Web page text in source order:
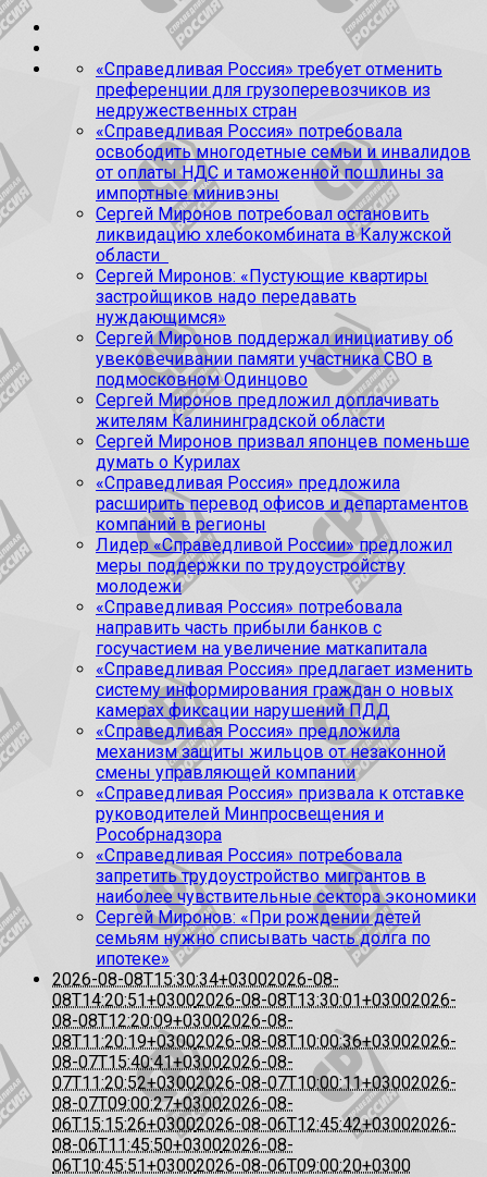
«Справедливая Россия» требует отменить
преференции для грузоперевозчиков из
недружественных стран
«Справедливая Россия» потребовала
освободить многодетные семьи и инвалидов
от оплаты НДС и таможенной пошлины за
импортные минивэны
Сергей Миронов потребовал остановить
ликвидацию хлебокомбината в Калужской
области
Сергей Миронов: «Пустующие квартиры
застройщиков надо передавать
нуждающимся»
Сергей Миронов поддержал инициативу об
увековечивании памяти участника СВО в
подмосковном Одинцово
Сергей Миронов предложил доплачивать
жителям Калининградской области
Сергей Миронов призвал японцев поменьше
думать о Курилах
«Справедливая Россия» предложила
расширить перевод офисов и департаментов
компаний в регионы
Лидер «Справедливой России» предложил
меры поддержки по трудоустройству
молодежи
«Справедливая Россия» потребовала
направить часть прибыли банков с
госучастием на увеличение маткапитала
«Справедливая Россия» предлагает изменить
систему информирования граждан о новых
камерах фиксации нарушений ПДД
«Справедливая Россия» предложила
механизм защиты жильцов от незаконной
смены управляющей компании
«Справедливая Россия» призвала к отставке
руководителей Минпросвещения и
Рособрнадзора
«Справедливая Россия» потребовала
запретить трудоустройство мигрантов в
наиболее чувствительные сектора экономики
Сергей Миронов: «При рождении детей
семьям нужно списывать часть долга по
ипотеке»
2026-08-08T15:30:34+03002026-08-
08T14:20:51+03002026-08-08T13:30:01+03002026-
08-08T12:20:09+03002026-08-
08T11:20:19+03002026-08-08T10:00:36+03002026-
08-07T15:40:41+03002026-08-
07T11:20:52+03002026-08-07T10:00:11+03002026-
08-07T09:00:27+03002026-08-
06T15:15:26+03002026-08-06T12:45:42+03002026-
08-06T11:45:50+03002026-08-
06T10:45:51+03002026-08-06T09:00:20+0300